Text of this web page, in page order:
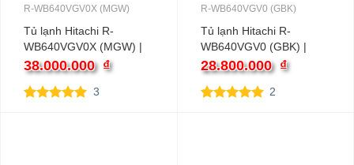
R-WB640VGV0X (MGW)
Tủ lạnh Hitachi R-
WB640VGV0X (MGW) |
569L 2 cánh inverter
38.000.000 ₫
3
R-WB640VGV0 (GBK)
Tủ lạnh Hitachi R-
WB640VGV0 (GBK) |
569L 4 cánh inverter
28.800.000 ₫
2